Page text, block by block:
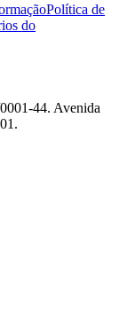
Política de
do
Avenida